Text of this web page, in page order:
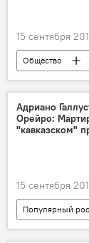
15 сентября
Общество
Адриано
Орейро:
"кавказском"
15 сентября
Общество